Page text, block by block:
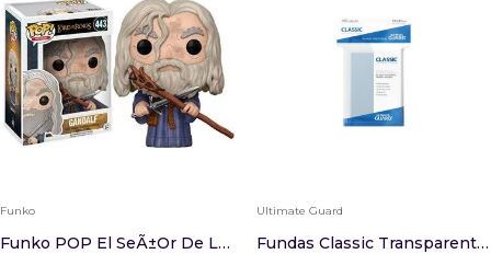
Funko
Funko POP El SeÃ±or De Los Anillos Gandalf
Ultimate Guard
Fundas Classic Transparente Tamaño Estandar 100...